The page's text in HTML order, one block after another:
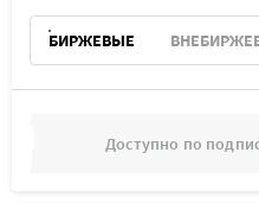
БИРЖЕВЫЕ
Доступно по